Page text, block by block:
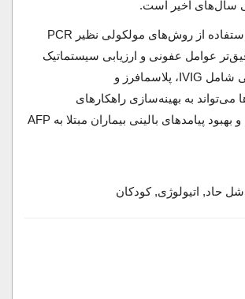
سال‌های اخیر است.
استفاده از روش‌های مولکولی نظیر PCR
عوامل عفونی و ارزیابی سیستماتیک
پروتکل‌های درمانی شامل IVIG، پلاسمافرز و
می‌تواند به بهینه‌سازی راهکارهای
تشخیصی-درمانی و بهبود پیامدهای بالینی بیماران مبتلا به AFP
حاد, اتیولوژی, کودکان